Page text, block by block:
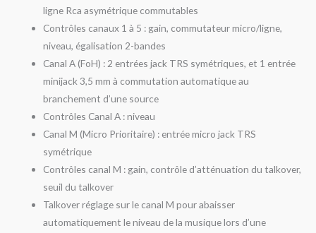
ligne Rca asymétrique commutables
Contrôles canaux 1 à 5 : gain, commutateur micro/ligne,
niveau, égalisation 2-bandes
Canal A (FoH) : 2 entrées jack TRS symétriques, et 1 entrée
minijack 3,5 mm à commutation automatique au
branchement d’une source
Contrôles Canal A : niveau
Canal M (Micro Prioritaire) : entrée micro jack TRS
symétrique
Contrôles canal M : gain, contrôle d’atténuation du talkover,
seuil du talkover
Talkover réglage sur le canal M pour abaisser
automatiquement le niveau de la musique lors d’une